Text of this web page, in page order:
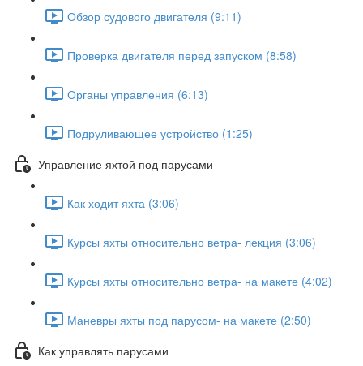
Обзор судового двигателя (9:11)
Проверка двигателя перед запуском (8:58)
Органы управления (6:13)
Подруливающее устройство (1:25)
Управление яхтой под парусами
Как ходит яхта (3:06)
Курсы яхты относительно ветра- лекция (3:06)
Курсы яхты относительно ветра- на макете (4:02)
Маневры яхты под парусом- на макете (2:50)
Как управлять парусами